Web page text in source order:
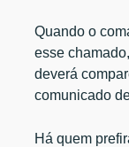
Quando o
esse
deverá
comunicado
Há quem